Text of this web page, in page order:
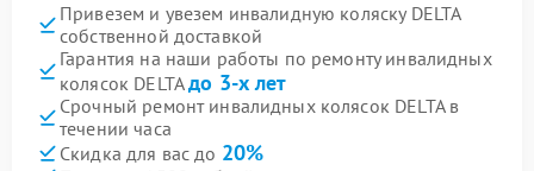
Привезем и увезем инвалидную коляску DELTA
собственной доставкой
Гарантия на наши работы по ремонту инвалидных
колясок DELTAдо 3-х лет
Срочный ремонт инвалидных колясок DELTA в
течении часа
Скидка для вас до 20%